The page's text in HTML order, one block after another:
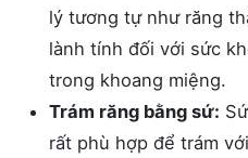
lý tương tự như răng
lành tính đối với sức
trong khoang miệng.
Trám răng bằng sứ:
rất phù hợp để trám